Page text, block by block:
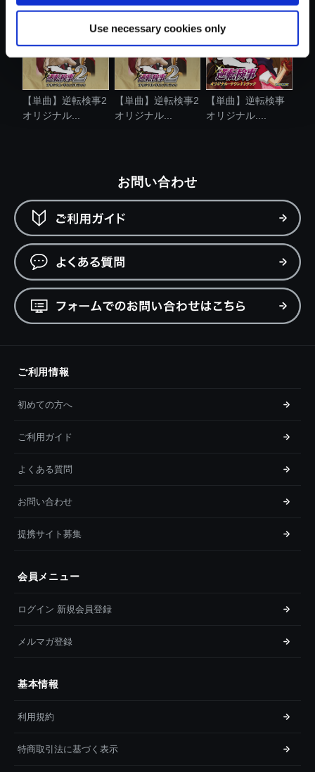
Use necessary cookies only
【単曲】逆転検事2
オリジナル...
【単曲】逆転検事2
オリジナル...
【単曲】逆転検事
オリジナル....
お問い合わせ
ご利用情報
初めての方へ
ご利用ガイド
よくある質問
お問い合わせ
提携サイト募集
会員メニュー
ログイン 新規会員登録
メルマガ登録
基本情報
利用規約
特商取引法に基づく表示